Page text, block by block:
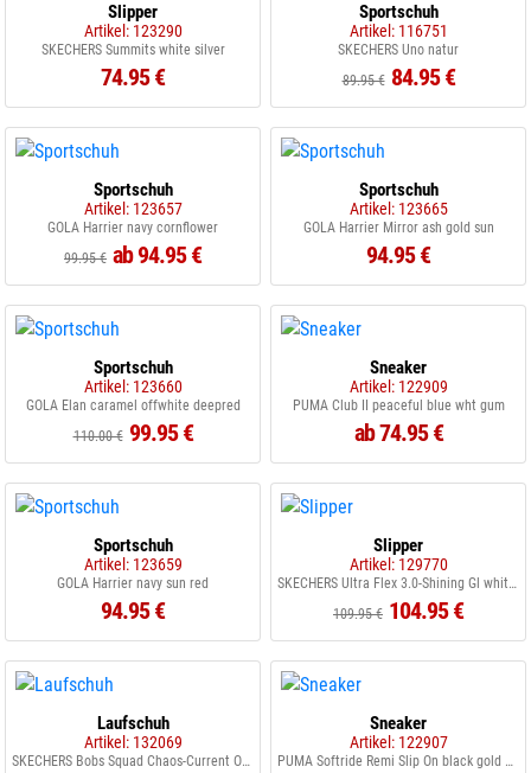
Slipper
Artikel: 123290
SKECHERS Summits white silver
74.95 €
Sportschuh
Artikel: 116751
SKECHERS Uno natur
89.95 € 84.95 €
Sportschuh
Artikel: 123657
GOLA Harrier navy cornflower
99.95 € ab 94.95 €
Sportschuh
Artikel: 123665
GOLA Harrier Mirror ash gold sun
94.95 €
Sportschuh
Artikel: 123660
GOLA Elan caramel offwhite deepred
110.00 € 99.95 €
Sneaker
Artikel: 122909
PUMA Club II peaceful blue wht gum
ab 74.95 €
Sportschuh
Artikel: 123659
GOLA Harrier navy sun red
94.95 €
Slipper
Artikel: 129770
SKECHERS Ultra Flex 3.0-Shining Gl white WHT
109.95 € 104.95 €
Laufschuh
Artikel: 132069
SKECHERS Bobs Squad Chaos-Current OFWT Offwhite
Sneaker
Artikel: 122907
PUMA Softride Remi Slip On black gold grey